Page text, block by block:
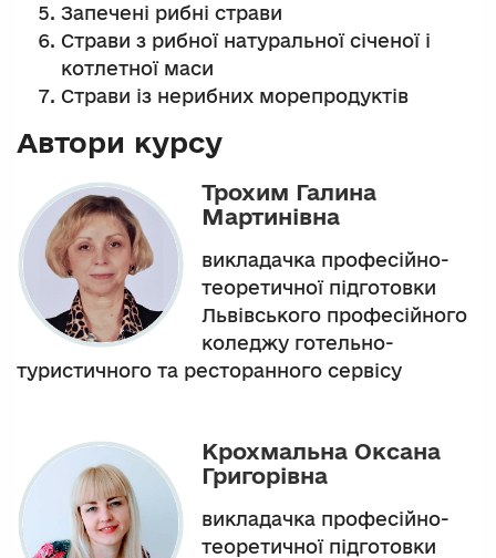
Запечені рибні страви
Страви з рибної натуральної січеної і
котлетної маси
Страви із нерибних морепродуктів
Автори курсу
Трохим Галина
Мартинівна
викладачка професійно-
теоретичної підготовки
Львівського професійного
коледжу готельно-
туристичного та ресторанного сервісу
Крохмальна Оксана
Григорівна
викладачка професійно-
теоретичної підготовки